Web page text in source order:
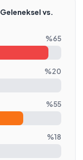
Geleneksel vs.
%65
%20
%55
%18